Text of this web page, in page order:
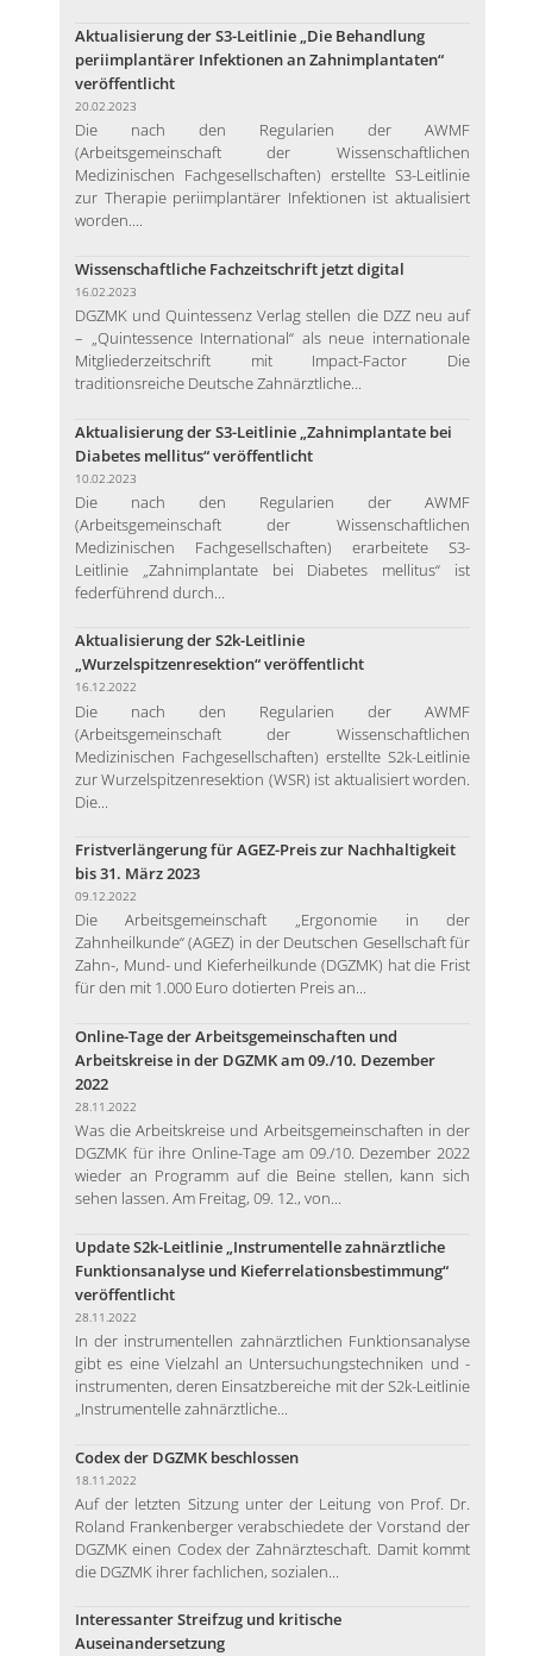
Aktualisierung der S3-Leitlinie „Die Behandlung
periimplantärer Infektionen an Zahnimplantaten“
veröffentlicht
20.02.2023
Die nach den Regularien der AWMF
(Arbeitsgemeinschaft der Wissenschaftlichen
Medizinischen Fachgesellschaften) erstellte S3-Leitlinie
zur Therapie periimplantärer Infektionen ist aktualisiert
worden....
Wissenschaftliche Fachzeitschrift jetzt digital
16.02.2023
DGZMK und Quintessenz Verlag stellen die DZZ neu auf
– „Quintessence International“ als neue internationale
Mitgliederzeitschrift mit Impact-Factor Die
traditionsreiche Deutsche Zahnärztliche...
Aktualisierung der S3-Leitlinie „Zahnimplantate bei
Diabetes mellitus“ veröffentlicht
10.02.2023
Die nach den Regularien der AWMF
(Arbeitsgemeinschaft der Wissenschaftlichen
Medizinischen Fachgesellschaften) erarbeitete S3-
Leitlinie „Zahnimplantate bei Diabetes mellitus“ ist
federführend durch...
Aktualisierung der S2k-Leitlinie
„Wurzelspitzenresektion“ veröffentlicht
16.12.2022
Die nach den Regularien der AWMF
(Arbeitsgemeinschaft der Wissenschaftlichen
Medizinischen Fachgesellschaften) erstellte S2k-Leitlinie
zur Wurzelspitzenresektion (WSR) ist aktualisiert worden.
Die...
Fristverlängerung für AGEZ-Preis zur Nachhaltigkeit
bis 31. März 2023
09.12.2022
Die Arbeitsgemeinschaft „Ergonomie in der
Zahnheilkunde“ (AGEZ) in der Deutschen Gesellschaft für
Zahn-, Mund- und Kieferheilkunde (DGZMK) hat die Frist
für den mit 1.000 Euro dotierten Preis an...
Online-Tage der Arbeitsgemeinschaften und
Arbeitskreise in der DGZMK am 09./10. Dezember
2022
28.11.2022
Was die Arbeitskreise und Arbeitsgemeinschaften in der
DGZMK für ihre Online-Tage am 09./10. Dezember 2022
wieder an Programm auf die Beine stellen, kann sich
sehen lassen. Am Freitag, 09. 12., von...
Update S2k-Leitlinie „Instrumentelle zahnärztliche
Funktionsanalyse und Kieferrelationsbestimmung“
veröffentlicht
28.11.2022
In der instrumentellen zahnärztlichen Funktionsanalyse
gibt es eine Vielzahl an Untersuchungstechniken und -
instrumenten, deren Einsatzbereiche mit der S2k-Leitlinie
„Instrumentelle zahnärztliche...
Codex der DGZMK beschlossen
18.11.2022
Auf der letzten Sitzung unter der Leitung von Prof. Dr.
Roland Frankenberger verabschiedete der Vorstand der
DGZMK einen Codex der Zahnärzteschaft. Damit kommt
die DGZMK ihrer fachlichen, sozialen...
Interessanter Streifzug und kritische
Auseinandersetzung